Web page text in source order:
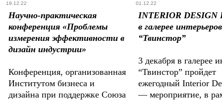
19.12.22
Научно-практическая
конференция «Проблемы
измерения эффективности в
дизайн индустрии»
Конференция, организованная
Институтом бизнеса и
дизайна при поддержке Союза
01.12.22
INTERIOR DESIGN
в галерее интерьеров
“Твинстор”
3 декабря в галерее
“Твинстор” пройдет
ежегодный Interior
— мероприятие, в